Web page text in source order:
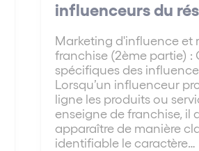
influenceurs du
Marketing d'influence et
franchise (2ème partie) :
spécifiques des
Lorsqu’un influenceur
ligne les produits ou
enseigne de franchise, il
apparaître de manière
identifiable le caractère…